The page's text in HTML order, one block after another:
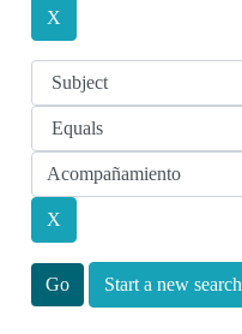
Start a new search